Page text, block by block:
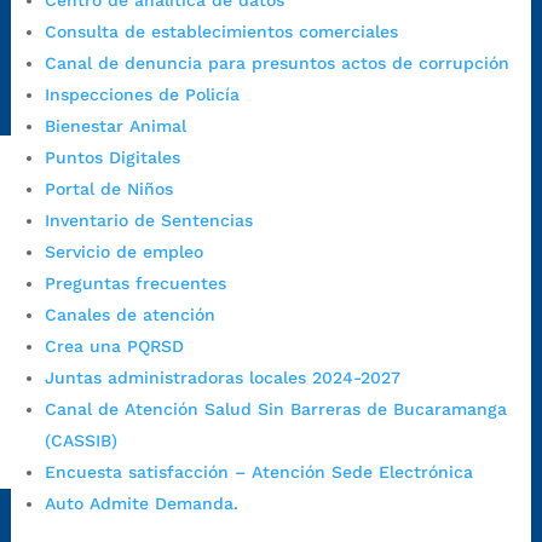
Consulta de establecimientos comerciales
Canal de denuncia para presuntos actos de corrupción
Inspecciones de Policía
Bienestar Animal
Puntos Digitales
Portal de Niños
Inventario de Sentencias
Servicio de empleo
Preguntas frecuentes
Canales de atención
Crea una PQRSD
Juntas administradoras locales 2024-2027
Canal de Atención Salud Sin Barreras de Bucaramanga
(CASSIB)
Encuesta satisfacción – Atención Sede Electrónica
Auto Admite Demanda.
Emergencia:
https://emergencia.bucaramanga.gov.co/
Radique aquí su queja disciplinaria:
https://www.bucaramanga.gov.co/gobierno-ciudadanos-
1/secretarias/oficina-de-control-interno-disciplinario/
Alcaldía de Bucaramanga
@AlcaldíaBGA
Alcaldía de Bucaramanga
PrensaBucaramanga
Autorización de Tratamiento de Datos Personales